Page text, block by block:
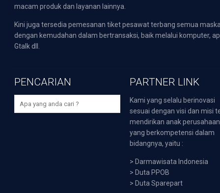
macam produk dan layanan lainnya.
Kini juga tersedia pemesanan tiket pesawat terbang semua
dengan kemudahan dalam bertransaksi, baik melalui komputer,
Gtalk dll.
PENCARIAN PARTNER LINK
Kami yang selalu berinovasi
sesuai dengan visi dan misi
mendirikan anak perusahaan
yang berkompetensi dalam
bidangnya, yaitu :
> Darmawisata Indonesia
> Duta PPOB
> Duta Sparepart